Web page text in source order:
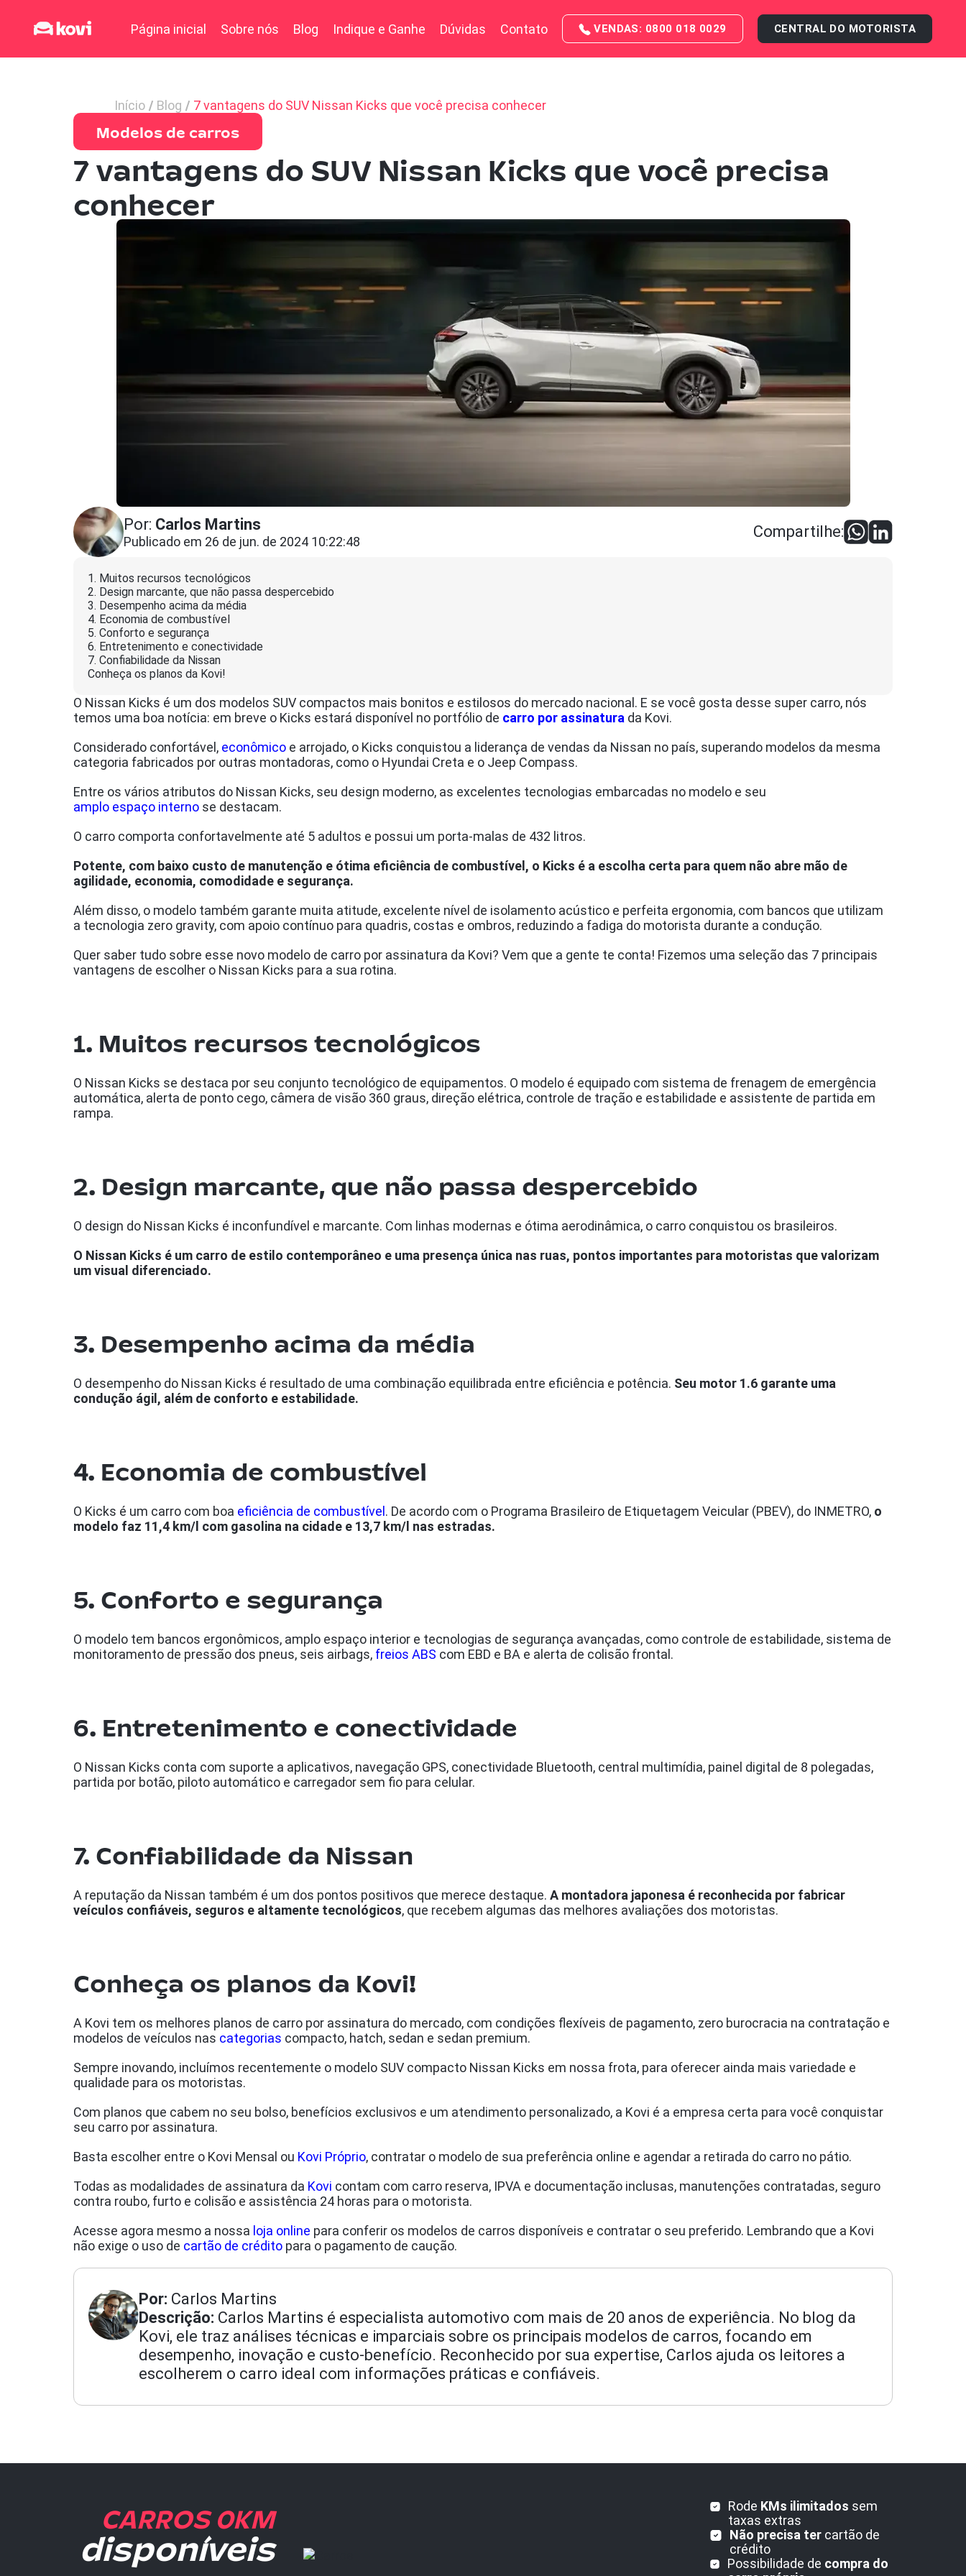
Página inicial Sobre nós Blog Indique e Ganhe Dúvidas Contato VENDAS: 0800 018 0029 CENTRAL DO MOTORISTA
Início Blog 7 vantagens do SUV Nissan Kicks que você precisa conhecer
Modelos de carros
7 vantagens do SUV Nissan Kicks que você precisa
conhecer
Por: Carlos Martins
Publicado em 26 de jun. de 2024 10:22:48
Compartilhe:
1. Muitos recursos tecnológicos
2. Design marcante, que não passa despercebido
3. Desempenho acima da média
4. Economia de combustível
5. Conforto e segurança
6. Entretenimento e conectividade
7. Confiabilidade da Nissan
Conheça os planos da Kovi!
O Nissan Kicks é um dos modelos SUV compactos mais bonitos e estilosos do mercado nacional. E se você gosta desse super carro, nós
temos uma boa notícia: em breve o Kicks estará disponível no portfólio de carro por assinatura da Kovi.
Considerado confortável, econômico e arrojado, o Kicks conquistou a liderança de vendas da Nissan no país, superando modelos da mesma
categoria fabricados por outras montadoras, como o Hyundai Creta e o Jeep Compass.
Entre os vários atributos do Nissan Kicks, seu design moderno, as excelentes tecnologias embarcadas no modelo e seu
amplo espaço interno se destacam.
O carro comporta confortavelmente até 5 adultos e possui um porta-malas de 432 litros.
Potente, com baixo custo de manutenção e ótima eficiência de combustível, o Kicks é a escolha certa para quem não abre mão de
agilidade, economia, comodidade e segurança.
Além disso, o modelo também garante muita atitude, excelente nível de isolamento acústico e perfeita ergonomia, com bancos que utilizam
a tecnologia zero gravity, com apoio contínuo para quadris, costas e ombros, reduzindo a fadiga do motorista durante a condução.
Quer saber tudo sobre esse novo modelo de carro por assinatura da Kovi? Vem que a gente te conta! Fizemos uma seleção das 7 principais
vantagens de escolher o Nissan Kicks para a sua rotina.
1. Muitos recursos tecnológicos
O Nissan Kicks se destaca por seu conjunto tecnológico de equipamentos. O modelo é equipado com sistema de frenagem de emergência
automática, alerta de ponto cego, câmera de visão 360 graus, direção elétrica, controle de tração e estabilidade e assistente de partida em
rampa.
2. Design marcante, que não passa despercebido
O design do Nissan Kicks é inconfundível e marcante. Com linhas modernas e ótima aerodinâmica, o carro conquistou os brasileiros.
O Nissan Kicks é um carro de estilo contemporâneo e uma presença única nas ruas, pontos importantes para motoristas que valorizam
um visual diferenciado.
3. Desempenho acima da média
O desempenho do Nissan Kicks é resultado de uma combinação equilibrada entre eficiência e potência. Seu motor 1.6 garante uma
condução ágil, além de conforto e estabilidade.
4. Economia de combustível
O Kicks é um carro com boa eficiência de combustível . De acordo com o Programa Brasileiro de Etiquetagem Veicular (PBEV), do INMETRO, o
modelo faz 11,4 km/l com gasolina na cidade e 13,7 km/l nas estradas.
5. Conforto e segurança
O modelo tem bancos ergonômicos, amplo espaço interior e tecnologias de segurança avançadas, como controle de estabilidade, sistema de
monitoramento de pressão dos pneus, seis airbags, freios ABS com EBD e BA e alerta de colisão frontal.
6. Entretenimento e conectividade
O Nissan Kicks conta com suporte a aplicativos, navegação GPS, conectividade Bluetooth, central multimídia, painel digital de 8 polegadas,
partida por botão, piloto automático e carregador sem fio para celular.
7. Confiabilidade da Nissan
A reputação da Nissan também é um dos pontos positivos que merece destaque. A montadora japonesa é reconhecida por fabricar
veículos confiáveis, seguros e altamente tecnológicos, que recebem algumas das melhores avaliações dos motoristas.
Conheça os planos da Kovi!
A Kovi tem os melhores planos de carro por assinatura do mercado, com condições flexíveis de pagamento, zero burocracia na contratação e
modelos de veículos nas categorias compacto, hatch, sedan e sedan premium.
Sempre inovando, incluímos recentemente o modelo SUV compacto Nissan Kicks em nossa frota, para oferecer ainda mais variedade e
qualidade para os motoristas.
Com planos que cabem no seu bolso, benefícios exclusivos e um atendimento personalizado, a Kovi é a empresa certa para você conquistar
seu carro por assinatura.
Basta escolher entre o Kovi Mensal ou Kovi Próprio, contratar o modelo de sua preferência online e agendar a retirada do carro no pátio.
Todas as modalidades de assinatura da Kovi contam com carro reserva, IPVA e documentação inclusas, manutenções contratadas, seguro
contra roubo, furto e colisão e assistência 24 horas para o motorista.
Acesse agora mesmo a nossa loja online para conferir os modelos de carros disponíveis e contratar o seu preferido. Lembrando que a Kovi
não exige o uso de cartão de crédito para o pagamento de caução.
Por: Carlos Martins
Descrição: Carlos Martins é especialista automotivo com mais de 20 anos de experiência. No blog da
Kovi, ele traz análises técnicas e imparciais sobre os principais modelos de carros, focando em
desempenho, inovação e custo-benefício. Reconhecido por sua expertise, Carlos ajuda os leitores a
escolherem o carro ideal com informações práticas e confiáveis.
CARROS 0KM
disponíveis
Rode KMs ilimitados sem
taxas extras
Não precisa ter cartão de
crédito
Possibilidade de compra do